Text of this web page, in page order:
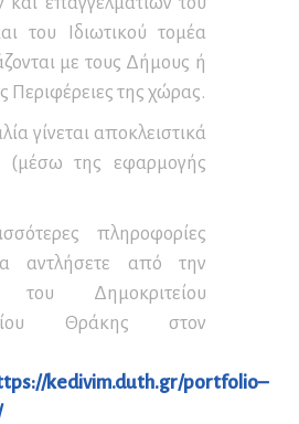
του Ιδιωτικού τομέα
με τους Δήμους ή
Περιφέρειες της χώρας.
γίνεται αποκλειστικά
(μέσω της εφαρμογής
πληροφορίες
αντλήσετε από την
του Δημοκριτείου
Θράκης στον
://kedivim.duth.gr/portfolio–